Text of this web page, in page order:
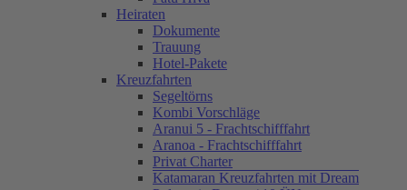
Heiraten
Dokumente
Trauung
Hotel-Pakete
Kreuzfahrten
Segeltörns
Kombi Vorschläge
Aranui 5 - Frachtschifffahrt
Aranoa - Frachtschifffahrt
Privat Charter
Katamaran Kreuzfahrten mit Dream